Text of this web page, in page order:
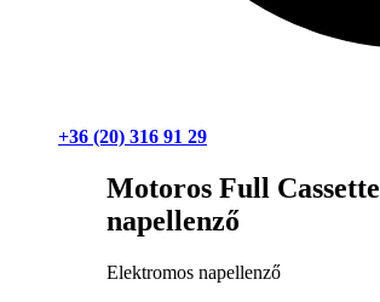
+36 (20) 316 91 29
Motoros Full Cassette
napellenző
Elektromos napellenző